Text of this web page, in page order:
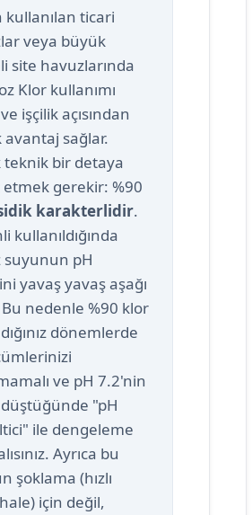
kullanılan ticari
veya büyük
site havuzlarında
Klor kullanımı
işçilik açısından
avantaj sağlar.
teknik bir detaya
gerekir: %90
karakterlidir.
kullanıldığında
suyunun pH
yavaş yavaş aşağı
Bu nedenle %90 klor
dönemlerde
ve pH 7.2'nin
"pH
ile dengeleme
Ayrıca bu
şoklama (hızlı
için değil,